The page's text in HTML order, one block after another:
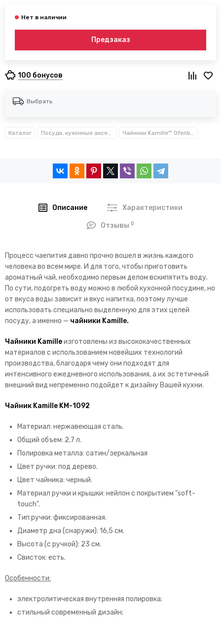
Предзаказ
100 бонусов
Выбрать
Каталог Посуда, кухонные аксессуары и принадлежности TM Kamille TM Ofenbach Чайники Kamille™ Ofenbach™
Описание Характеристики
Отзывы0
Процесс чаепития давно прочно вошел в жизнь каждого
человека во всем мире. И для того, чтобы приготовить
ароматный чай, необходимо первым делом вскипятить воду.
По сути, подогреть воду можно в любой кухонной посудине, но
от вкуса воды зависит и вкус напитка, поэтому лучше
использовать специально выделенную для этих целей
посуду, а именно — чайники Kamille.
Чайники Kamilleизготовлены из высококачественных
материалов с использованием новейших технологий
производства, благодаря чему они подходят для
интенсивного ежедневного использования, а их эстетичный
внешний вид непременно подойдет к дизайну Вашей кухни.
Чайник Kamille KM-1092
Материал: нержавеющая сталь.
Общий объем: 2,7 л.
Полировка металла: сатин/зеркальная
Цвет ручки: под дерево.
Цвет чайника: черный.
Материал ручки и крышки: нейлон с покрытием "soft-
touch".
Тип ручки: фиксированная.
Диаметр дна (снаружи): 16,5 см.
Высота (с ручкой): 23 см.
Свисток: есть.
Особенности:
электролитическая внутренняя полировка;
стильный современный дизайн;